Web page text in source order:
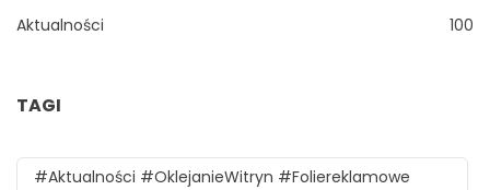
Aktualności 100
TAGI
#aktualności #oklejanieWitryn #foliereklamowe